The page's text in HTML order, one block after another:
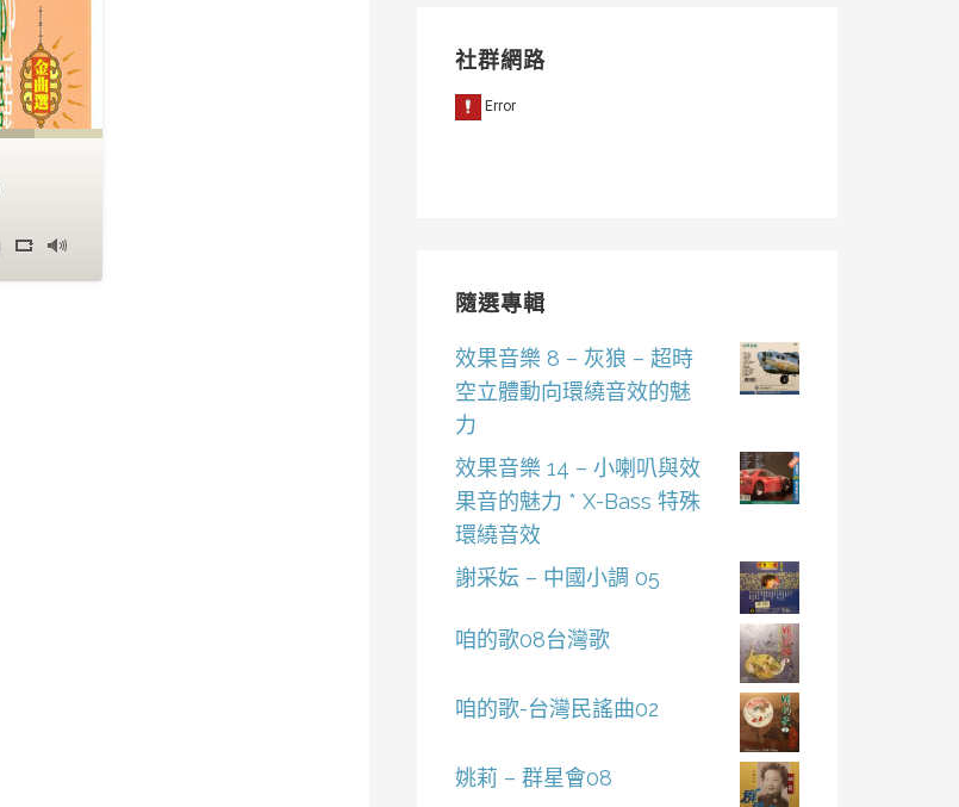
社群網路
隨選專輯
效果音樂 8 – 灰狼 – 超時
空立體動向環繞音效的魅
力
效果音樂 14 – 小喇叭與效
果音的魅力 * X-Bass 特殊
環繞音效
謝采妘 – 中國小調 05
咱的歌08台灣歌
咱的歌-台灣民謠曲02
姚莉 – 群星會08